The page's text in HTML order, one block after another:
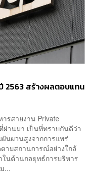
2563 สร้างผลตอบแทน
รสายงาน Private
ผ่านมา เป็นที่ทราบกันดีว่า
นผวนสูงจากการแพร่
ามสถานการณ์อย่างใกล้
นด้านกลยุทธ์การบริหาร
...